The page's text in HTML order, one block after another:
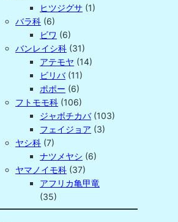
ヒツジグサ (1)
バラ科 (6)
ビワ (6)
バンレイシ科 (31)
アテモヤ (14)
ビリバ(11)
ポポー (6)
フトモモ科 (106)
ジャボチカバ(103)
フェイジョア (3)
ヤシ科 (7)
ナツメヤシ (6)
ヤマノイモ科 (37)
アフリカ亀甲竜
(35)